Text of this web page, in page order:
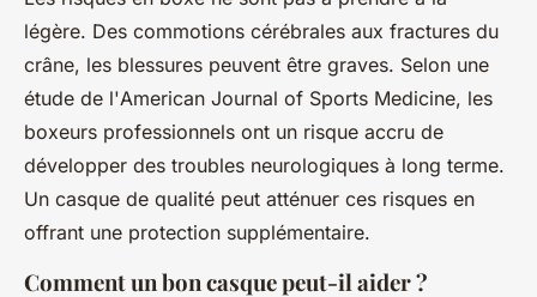
légère. Des commotions cérébrales aux fractures du
crâne, les blessures peuvent être graves. Selon une
étude de l'American Journal of Sports Medicine, les
boxeurs professionnels ont un risque accru de
développer des troubles neurologiques à long terme.
Un casque de qualité peut atténuer ces risques en
offrant une protection supplémentaire.
Comment un bon casque peut-il aider ?